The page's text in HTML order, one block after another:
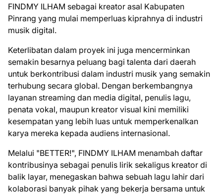
FINDMY ILHAM sebagai kreator asal Kabupaten
Pinrang yang mulai memperluas kiprahnya di industri
musik digital.
Keterlibatan dalam proyek ini juga mencerminkan
semakin besarnya peluang bagi talenta dari daerah
untuk berkontribusi dalam industri musik yang semakin
terhubung secara global. Dengan berkembangnya
layanan streaming dan media digital, penulis lagu,
penata vokal, maupun kreator visual kini memiliki
kesempatan yang lebih luas untuk memperkenalkan
karya mereka kepada audiens internasional.
Melalui "BETTER!", FINDMY ILHAM menambah daftar
kontribusinya sebagai penulis lirik sekaligus kreator di
balik layar, menegaskan bahwa sebuah lagu lahir dari
kolaborasi banyak pihak yang bekerja bersama untuk